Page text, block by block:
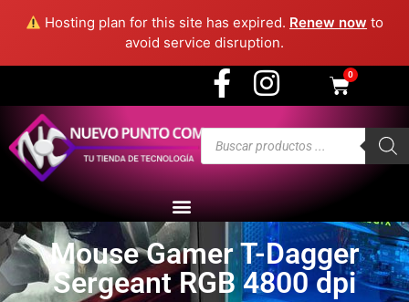
Hosting plan for this site has expired. Renew now to
avoid service disruption.
- Medellín
0
Mouse Gamer T-Dagger
Sergeant RGB 4800 dpi